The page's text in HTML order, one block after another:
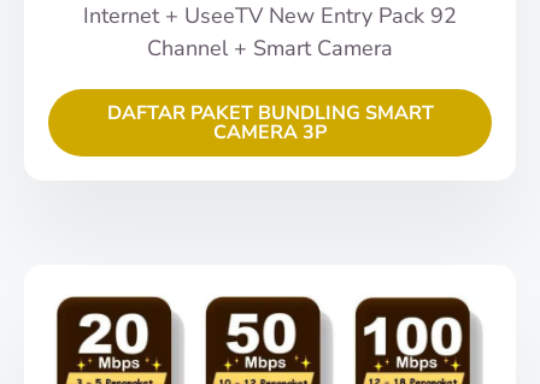
Internet + UseeTV New Entry Pack 92
Channel + Smart Camera
DAFTAR PAKET BUNDLING SMART
CAMERA 3P